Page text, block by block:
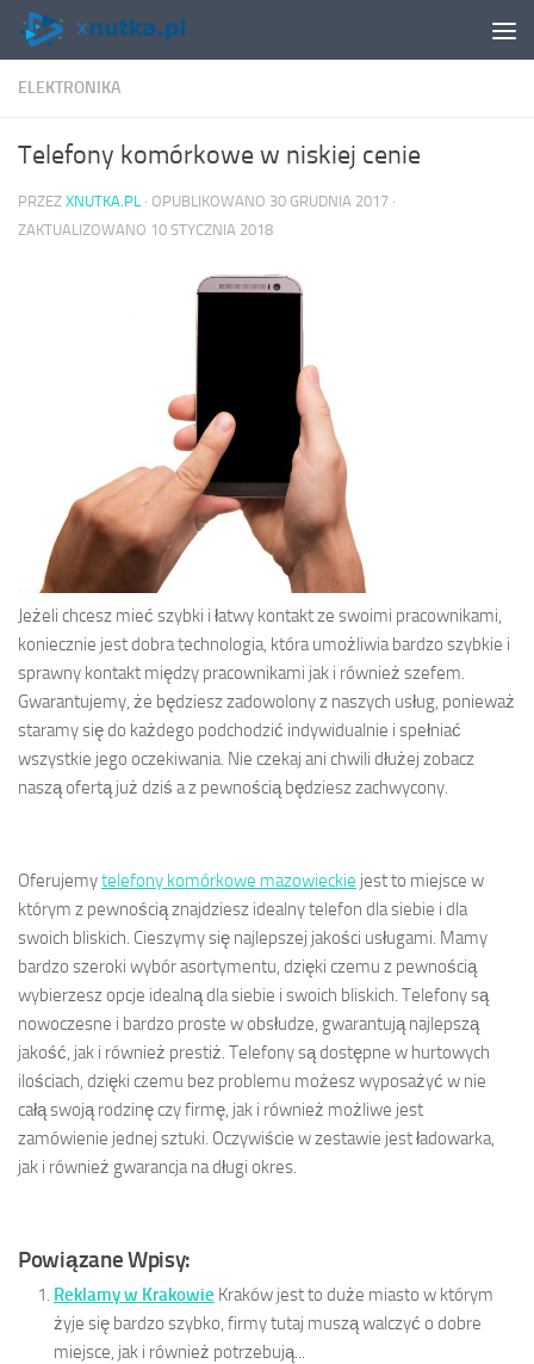
Skip to content
ELEKTRONIKA
Telefony komórkowe w niskiej cenie
PRZEZ XNUTKA.PL · OPUBLIKOWANO 30 GRUDNIA 2017 ·
ZAKTUALIZOWANO 10 STYCZNIA 2018
Jeżeli chcesz mieć szybki i łatwy kontakt ze swoimi pracownikami,
koniecznie jest dobra technologia, która umożliwia bardzo szybkie i
sprawny kontakt między pracownikami jak i również szefem.
Gwarantujemy, że będziesz zadowolony z naszych usług, ponieważ
staramy się do każdego podchodzić indywidualnie i spełniać
wszystkie jego oczekiwania. Nie czekaj ani chwili dłużej zobacz
naszą ofertą już dziś a z pewnością będziesz zachwycony.
Oferujemytelefony komórkowe mazowieckie jest to miejsce w
którym z pewnością znajdziesz idealny telefon dla siebie i dla
swoich bliskich. Cieszymy się najlepszej jakości usługami. Mamy
bardzo szeroki wybór asortymentu, dzięki czemu z pewnością
wybierzesz opcje idealną dla siebie i swoich bliskich. Telefony są
nowoczesne i bardzo proste w obsłudze, gwarantują najlepszą
jakość, jak i również prestiż. Telefony są dostępne w hurtowych
ilościach, dzięki czemu bez problemu możesz wyposażyć w nie
całą swoją rodzinę czy firmę, jak i również możliwe jest
zamówienie jednej sztuki. Oczywiście w zestawie jest ładowarka,
jak i również gwarancja na długi okres.
Powiązane Wpisy:
Reklamy w Krakowie Kraków jest to duże miasto w którym
żyje się bardzo szybko, firmy tutaj muszą walczyć o dobre
miejsce, jak i również potrzebują...